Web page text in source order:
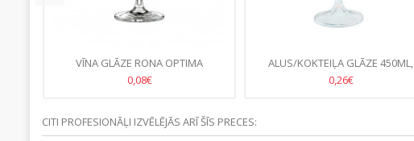
VĪNA GLĀZE RONA OPTIMA
24CL/240ML-(35.GB/KASTE)
0,08€
ALUS/KOKTEIĻA GLĀZE 450ML,
PLASTMASA-/32.GB/KASTE/
0,26€
CITI PROFESIONĀĻI IZVĒLĒJĀS ARĪ ŠĪS PRECES: